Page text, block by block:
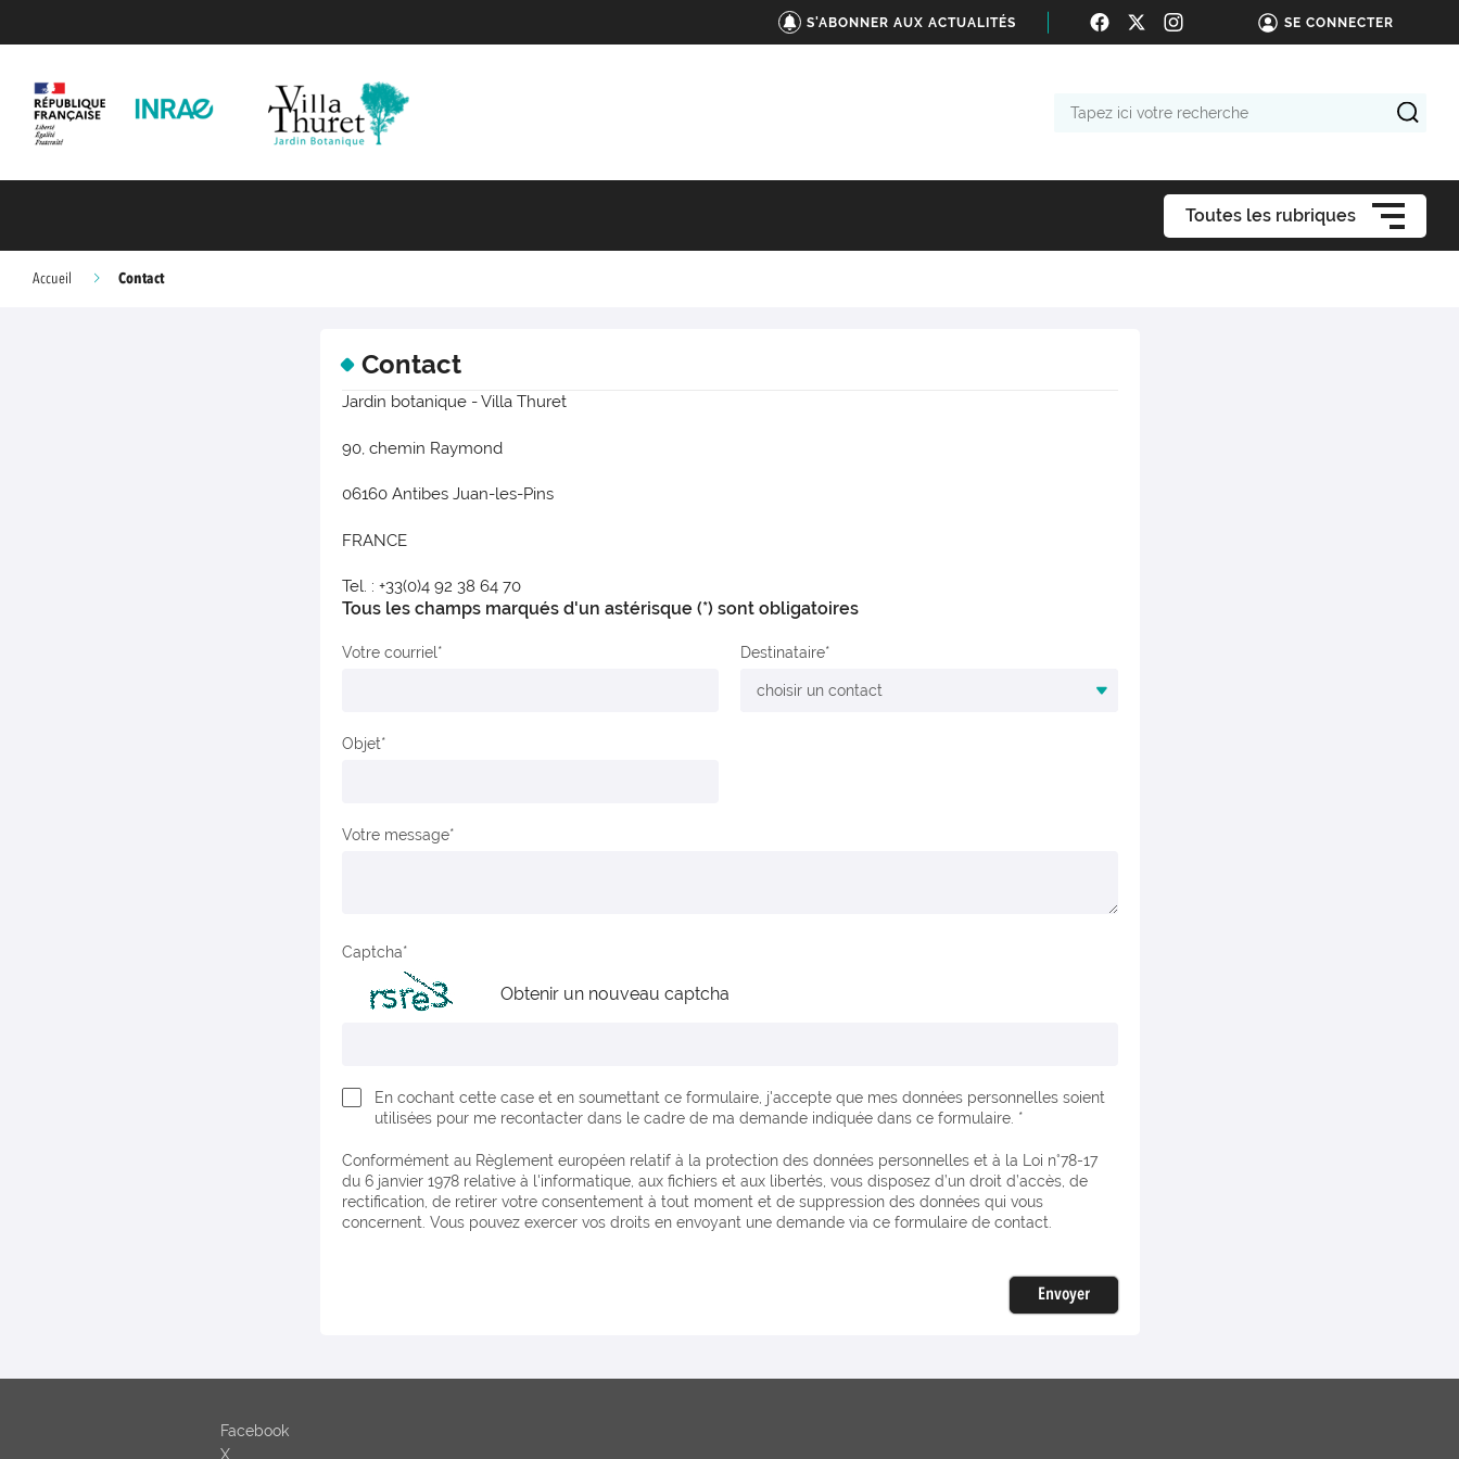
S'ABONNER AUX ACTUALITÉS SE CONNECTER
Toutes les rubriques
Accueil Contact
Contact
Jardin botanique - Villa Thuret
90, chemin Raymond
06160 Antibes Juan-les-Pins
FRANCE
Tel. : +33(0)4 92 38 64 70
Tous les champs marqués d'un astérisque (*) sont obligatoires
Votre courriel Destinataire
Objet
Votre message
Captcha
Obtenir un nouveau captcha
En cochant cette case et en soumettant ce formulaire, j'accepte que mes données personnelles soient
utilisées pour me recontacter dans le cadre de ma demande indiquée dans ce formulaire. *
Conformément au Règlement européen relatif à la protection des données personnelles et à la Loi n°78-17
du 6 janvier 1978 relative à l'informatique, aux fichiers et aux libertés, vous disposez d’un droit d’accès, de
rectification, de retirer votre consentement à tout moment et de suppression des données qui vous
concernent. Vous pouvez exercer vos droits en envoyant une demande via ce formulaire de contact.
Envoyer
Facebook
X